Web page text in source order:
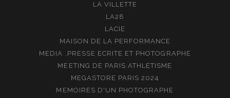
LA VILLETTE
LA28
LACIE
MAISON DE LA PERFORMANCE
MEDIA ,PRESSE ECRITE ET PHOTOGRAPHE
MEETING DE PARIS ATHLETISME
MEGASTORE PARIS 2024
MEMOIRES D'UN PHOTOGRAPHE